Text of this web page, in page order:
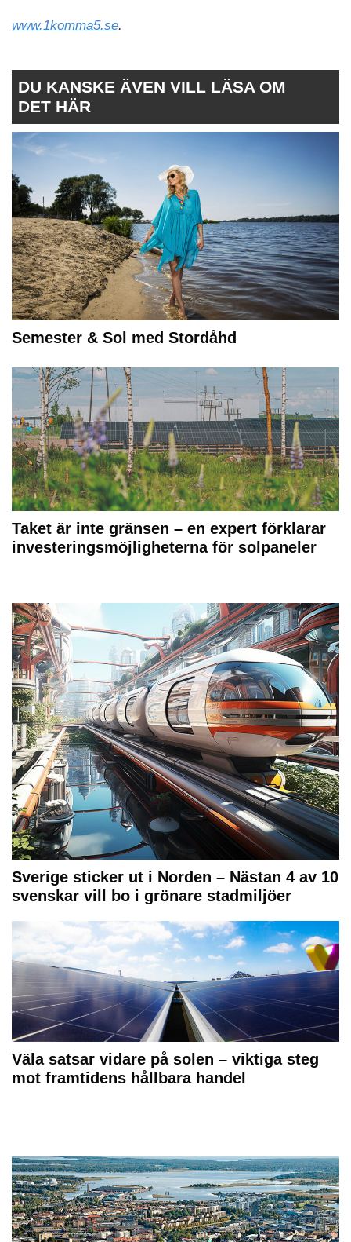
www.1komma5.se.
DU KANSKE ÄVEN VILL LÄSA OM
DET HÄR
Semester & Sol med Stordåhd
Taket är inte gränsen – en expert förklarar
investeringsmöjligheterna för solpaneler
Sverige sticker ut i Norden – Nästan 4 av 10
svenskar vill bo i grönare stadmiljöer
Väla satsar vidare på solen – viktiga steg
mot framtidens hållbara handel